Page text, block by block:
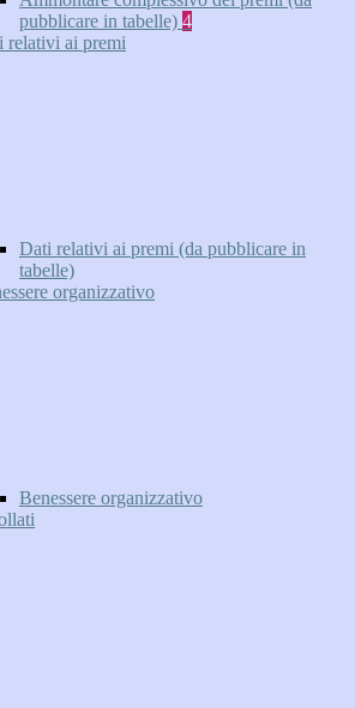
pubblicare in tabelle) 4
relativi ai premi
Dati relativi ai premi (da pubblicare in
tabelle)
organizzativo
Benessere organizzativo